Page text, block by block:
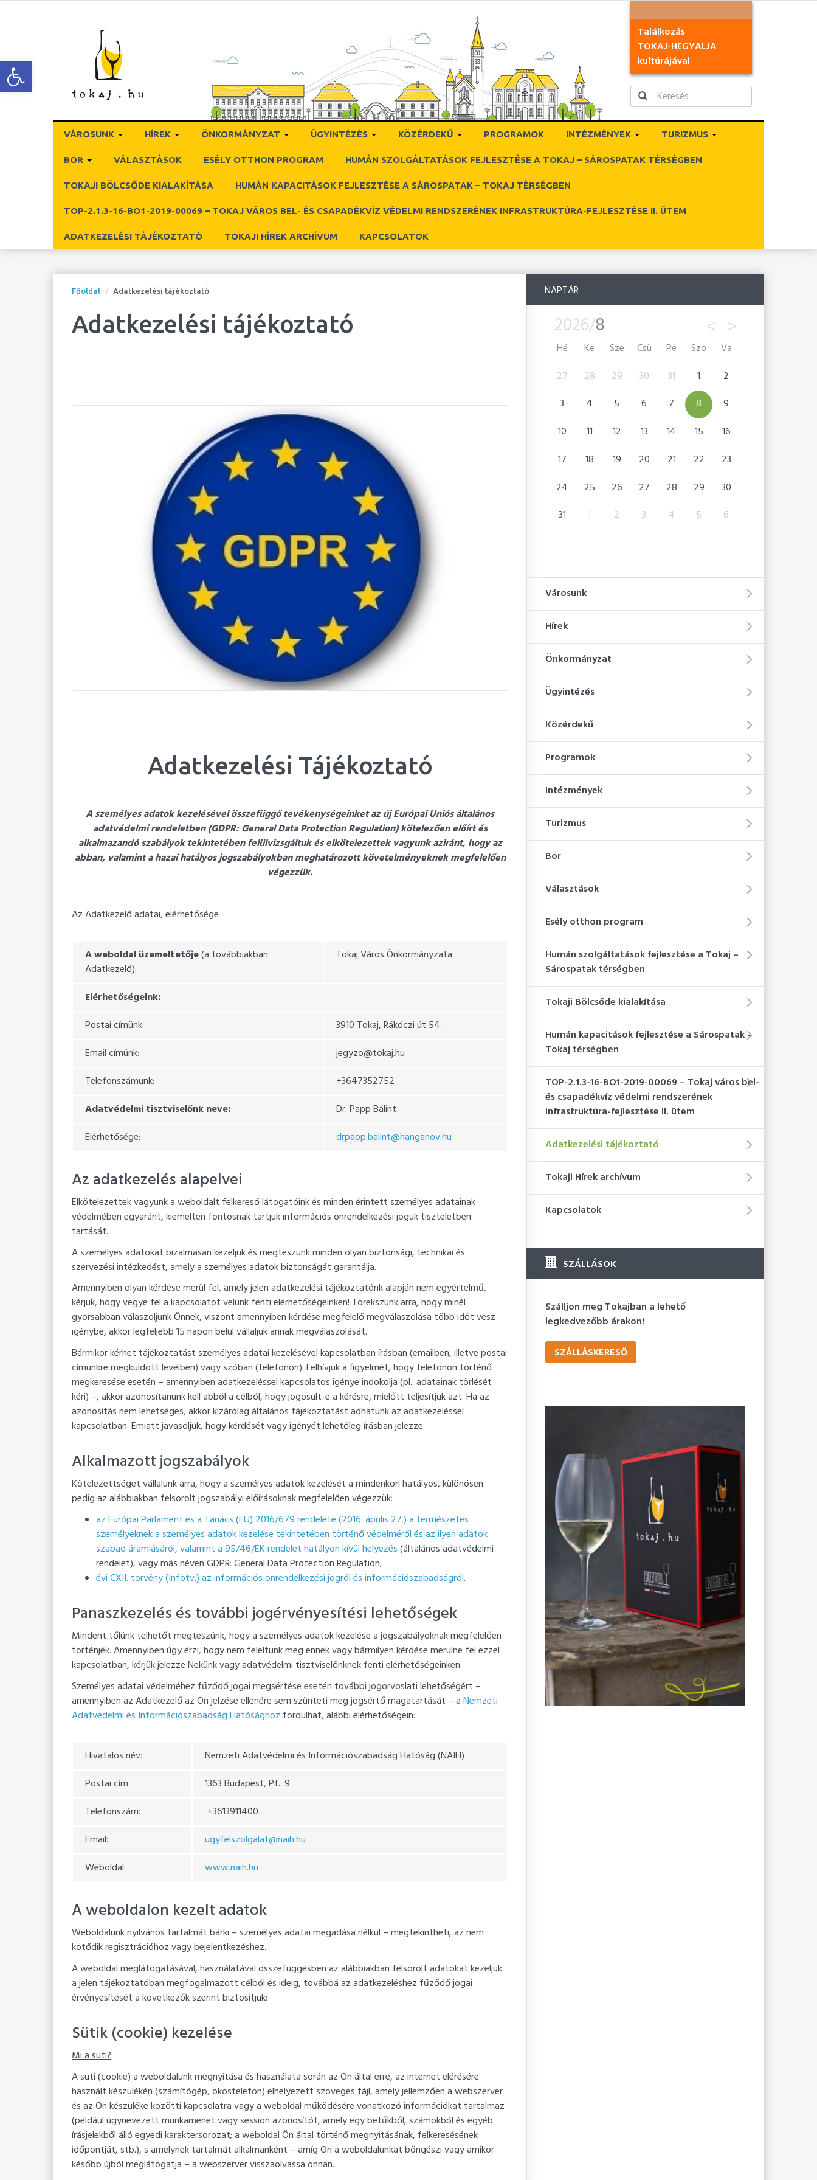
Open toolbar
VÁROSUNK HÍREK ÖNKORMÁNYZAT ÜGYINTÉZÉS KÖZÉRDEKŰ PROGRAMOK INTÉZMÉNYEK TURIZMUS
BOR VÁLASZTÁSOK ESÉLY OTTHON PROGRAM HUMÁN SZOLGÁLTATÁSOK FEJLESZTÉSE A TOKAJ – SÁROSPATAK TÉRSÉGBEN
TOKAJI BÖLCSŐDE KIALAKÍTÁSA HUMÁN KAPACITÁSOK FEJLESZTÉSE A SÁROSPATAK – TOKAJ TÉRSÉGBEN
TOP-2.1.3-16-BO1-2019-00069 – TOKAJ VÁROS BEL- ÉS CSAPADÉKVÍZ VÉDELMI RENDSZERÉNEK INFRASTRUKTÚRA-FEJLESZTÉSE II. ÜTEM
ADATKEZELÉSI TÁJÉKOZTATÓ TOKAJI HÍREK ARCHÍVUM KAPCSOLATOK
Találkozás
TOKAJ-HEGYALJA
kultúrájával
Főoldal Adatkezelési tájékoztató
Adatkezelési tájékoztató
Adatkezelési Tájékoztató
A személyes adatok kezelésével összefüggő tevékenységeinket az új Európai Uniós általános
adatvédelmi rendeletben (GDPR: General Data Protection Regulation) kötelezően előírt és
alkalmazandó szabályok tekintetében felülvizsgáltuk és elkötelezettek vagyunk aziránt, hogy az
abban, valamint a hazai hatályos jogszabályokban meghatározott követelményeknek megfelelően
végezzük.
Az Adatkezelő adatai, elérhetősége
A weboldal üzemeltetője(a továbbiakban:
Adatkezelő):
Tokaj Város Önkormányzata
Elérhetőségeink:
Postai címünk:
3910 Tokaj, Rákóczi út 54.
Email címünk:
jegyzo@tokaj.hu
Telefonszámunk:
+3647352752
Adatvédelmi tisztviselőnk neve:
Dr. Papp Bálint
Elérhetősége:
drpapp.balint@hanganov.hu
Az adatkezelés alapelvei
Elkötelezettek vagyunk a weboldalt felkereső látogatóink és minden érintett személyes adatainak
védelmében egyaránt, kiemelten fontosnak tartjuk információs önrendelkezési joguk tiszteletben
tartását.
A személyes adatokat bizalmasan kezeljük és megteszünk minden olyan biztonsági, technikai és
szervezési intézkedést, amely a személyes adatok biztonságát garantálja.
Amennyiben olyan kérdése merül fel, amely jelen adatkezelési tájékoztatónk alapján nem egyértelmű,
kérjük, hogy vegye fel a kapcsolatot velünk fenti elérhetőségeinken! Törekszünk arra, hogy minél
gyorsabban válaszoljunk Önnek, viszont amennyiben kérdése megfelelő megválaszolása több időt vesz
igénybe, akkor legfeljebb 15 napon belül vállaljuk annak megválaszolását.
Bármikor kérhet tájékoztatást személyes adatai kezelésével kapcsolatban írásban (emailben, illetve postai
címünkre megküldött levélben) vagy szóban (telefonon). Felhívjuk a figyelmét, hogy telefonon történő
megkeresése esetén – amennyiben adatkezeléssel kapcsolatos igénye indokolja (pl.: adatainak törlését
kéri) –, akkor azonosítanunk kell abból a célból, hogy jogosult-e a kérésre, mielőtt teljesítjük azt. Ha az
azonosítás nem lehetséges, akkor kizárólag általános tájékoztatást adhatunk az adatkezeléssel
kapcsolatban. Emiatt javasoljuk, hogy kérdését vagy igényét lehetőleg írásban jelezze.
Alkalmazott jogszabályok
Kötelezettséget vállalunk arra, hogy a személyes adatok kezelését a mindenkori hatályos, különösen
pedig az alábbiakban felsorolt jogszabályi előírásoknak megfelelően végezzük:
az Európai Parlament és a Tanács (EU) 2016/679 rendelete (2016. április 27.) a természetes
személyeknek a személyes adatok kezelése tekintetében történő védelméről és az ilyen adatok
szabad áramlásáról, valamint a 95/46/EK rendelet hatályon kívül helyezés(általános adatvédelmi
rendelet), vagy más néven GDPR: General Data Protection Regulation;
évi CXII. törvény (Infotv.) az információs önrendelkezési jogról és információszabadságról.
Panaszkezelés és további jogérvényesítési lehetőségek
Mindent tőlünk telhetőt megteszünk, hogy a személyes adatok kezelése a jogszabályoknak megfelelően
történjék. Amennyiben úgy érzi, hogy nem feleltünk meg ennek vagy bármilyen kérdése merülne fel ezzel
kapcsolatban, kérjük jelezze Nekünk vagy adatvédelmi tisztviselőnknek fenti elérhetőségeinken.
Személyes adatai védelméhez fűződő jogai megsértése esetén további jogorvoslati lehetőségért –
amennyiben az Adatkezelő az Ön jelzése ellenére sem szünteti meg jogsértő magatartását – aNemzeti
Adatvédelmi és Információszabadság Hatósághoz fordulhat, alábbi elérhetőségein:
Hivatalos név:
Nemzeti Adatvédelmi és Információszabadság Hatóság (NAIH)
Postai cím:
1363 Budapest, Pf.: 9.
Telefonszám:
+3613911400
Email:
ugyfelszolgalat@naih.hu
Weboldal:
www.naih.hu
A weboldalon kezelt adatok
Weboldalunk nyilvános tartalmát bárki – személyes adatai megadása nélkül – megtekintheti, az nem
kötődik regisztrációhoz vagy bejelentkezéshez.
A weboldal meglátogatásával, használatával összefüggésben az alábbiakban felsorolt adatokat kezeljük
a jelen tájékoztatóban megfogalmazott célból és ideig, továbbá az adatkezeléshez fűződő jogai
érvényesítését a következők szerint biztosítjuk:
Sütik (cookie) kezelése
Mi a süti?
A süti (cookie) a weboldalunk megnyitása és használata során az Ön által erre, az internet elérésére
használt készülékén (számítógép, okostelefon) elhelyezett szöveges fájl, amely jellemzően a webszerver
és az Ön készüléke közötti kapcsolatra vagy a weboldal működésére vonatkozó információkat tartalmaz
(például úgynevezett munkamenet vagy session azonosítót, amely egy betűkből, számokból és egyéb
írásjelekből álló egyedi karaktersorozat; a weboldal Ön által történő megnyitásának, felkeresésének
időpontját, stb.), s amelynek tartalmát alkalmanként – amíg Ön a weboldalunkat böngészi vagy amikor
később újból meglátogatja – a webszerver visszaolvassa onnan.
NAPTÁR
2026/8 < >
Hé Ke Sze Csü Pé Szo
Va
6
7 8 9 10 11
13
21
27
29
3
5
27 28 29 30 31 1
2
3
4 5 6 7 8
9
10
11 12 13 14 15
16
17
18 19 20 21 22
23
24
25 26 27 28 29
30
31
1 2 3 4 5 6
Városunk
Hírek
Önkormányzat
Ügyintézés
Közérdekű
Programok
Intézmények
Turizmus
Bor
Választások
Esély otthon program
Humán szolgáltatások fejlesztése a Tokaj –
Sárospatak térségben
Tokaji Bölcsőde kialakítása
Humán kapacitások fejlesztése a Sárospatak –
Tokaj térségben
TOP-2.1.3-16-BO1-2019-00069 – Tokaj város bel-
és csapadékvíz védelmi rendszerének
infrastruktúra-fejlesztése II. ütem
Adatkezelési tájékoztató
Tokaji Hírek archívum
Kapcsolatok
SZÁLLÁSOK
Szálljon meg Tokajban a lehető
legkedvezőbb árakon!
SZÁLLÁSKERESŐ